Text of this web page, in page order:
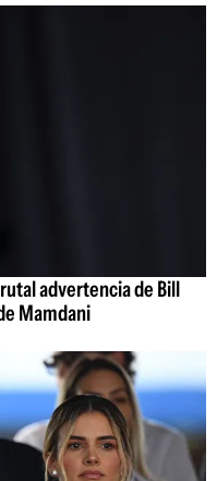
advertencia de Bill
Mamdani